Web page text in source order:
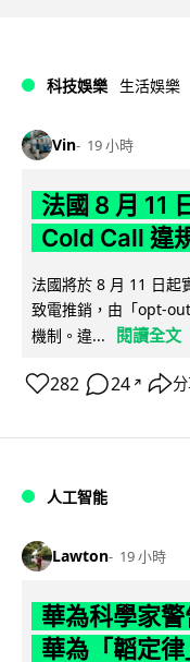
科技娛樂 生活娛樂
Vin 19 小時
法國 8 月 11
Cold Call 違
法國將於 8 月 11 日起
致電推銷，由「opt-
機制。違...
閱讀全文
282 24 ↗
人工智能
Lawton 19 小時
華為科學家
華為「韜定